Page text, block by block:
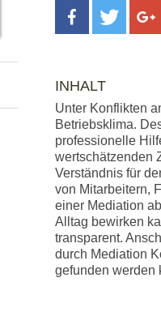
INHALT
Unter Konflikten
Betriebsklima.
professionelle
wertschätzenden
Verständnis für
von Mitarbeitern,
einer Mediation
Alltag bewirken
transparent.
durch Mediation
gefunden werden